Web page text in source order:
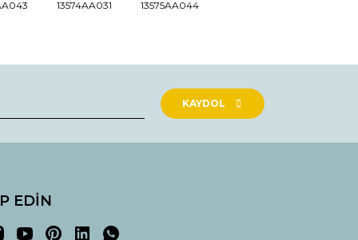
13574AA031
13575AA044
KAYDOL
EDİN